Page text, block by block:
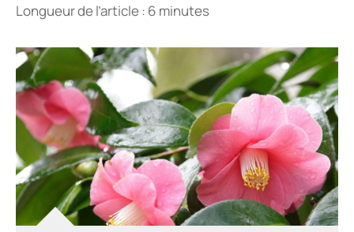
Longueur de l’article : 6 minutes